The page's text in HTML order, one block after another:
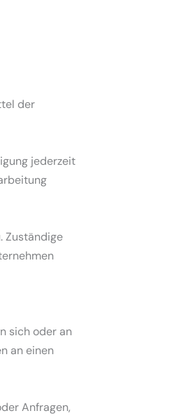
der
jederzeit
Zuständige
sich oder an
an einen
Anfragen,